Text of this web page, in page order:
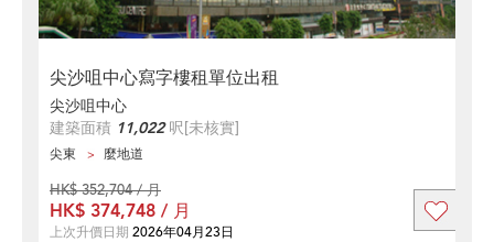
尖沙咀中心寫字樓租單位出租
尖沙咀中心
建築面積 11,022呎[未核實]
尖東 麼地道
HK$ 352,704 / 月
HK$ 374,748 / 月
上次升價日期 2026年04月23日